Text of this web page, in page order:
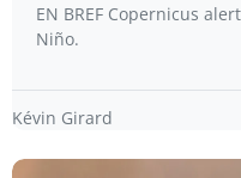
EN BREF Copernicus
Niño.
Kévin Girard